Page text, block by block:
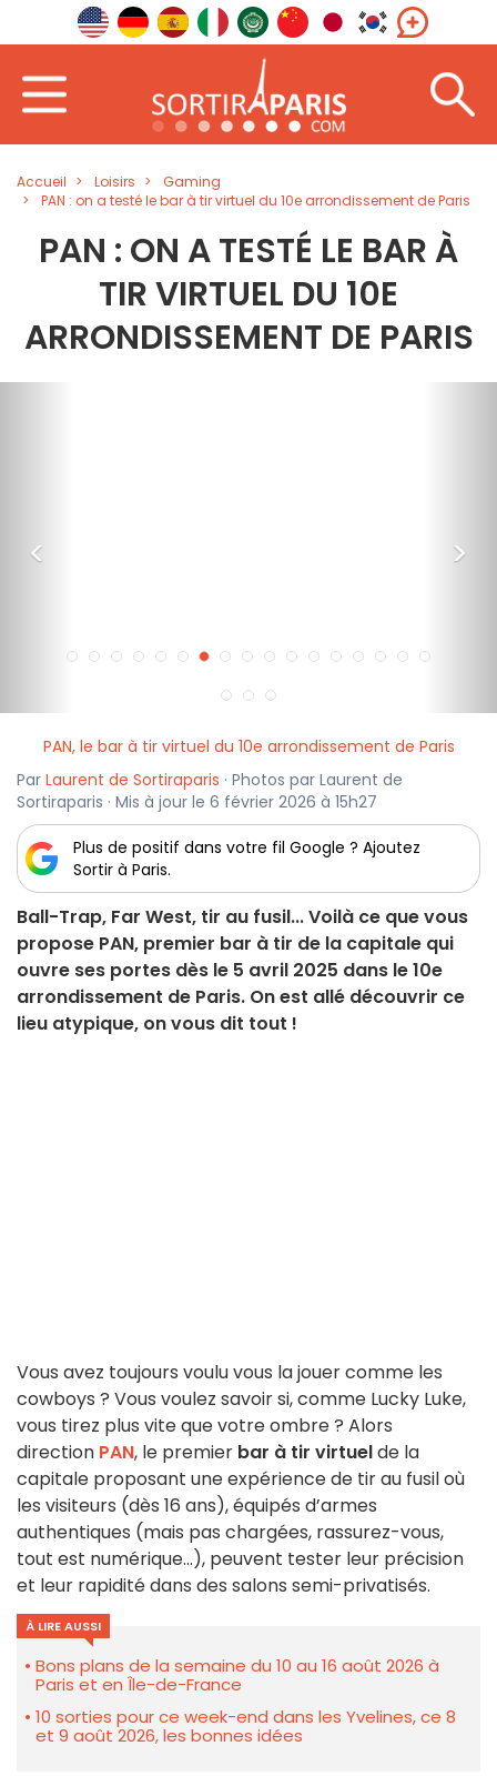
Accueil Loisirs
Gaming
PAN : on a testé le bar à tir virtuel du 10e arrondissement de Paris
PAN : ON A TESTÉ LE BAR À
TIR VIRTUEL DU 10E
ARRONDISSEMENT DE PARIS
< >
PAN, le bar à tir virtuel du 10e arrondissement de Paris
Par Laurent de Sortiraparis · Photos par Laurent de
Sortiraparis · Mis à jour le 6 février 2026 à 15h27
Plus de positif dans votre fil Google ? Ajoutez
Sortir à Paris.
Ball-Trap, Far West, tir au fusil... Voilà ce que vous
propose PAN, premier bar à tir de la capitale qui
ouvre ses portes dès le 5 avril 2025 dans le 10e
arrondissement de Paris. On est allé découvrir ce
lieu atypique, on vous dit tout !
Vous avez toujours voulu vous la jouer comme les
cowboys ? Vous voulez savoir si, comme Lucky Luke,
vous tirez plus vite que votre ombre ? Alors
direction PAN, le premier bar à tir virtuelde la
capitale proposant une expérience de tir au fusil où
les visiteurs (dès 16 ans), équipés d’armes
authentiques (mais pas chargées, rassurez-vous,
tout est numérique...), peuvent tester leur précision
et leur rapidité dans des salons semi-privatisés.
À LIRE AUSSI
Bons plans de la semaine du 10 au 16 août 2026 à
Paris et en Île-de-France
10 sorties pour ce week-end dans les Yvelines, ce 8
et 9 août 2026, les bonnes idées